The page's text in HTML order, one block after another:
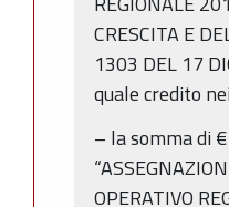
CRESCITA E
1303 DEL 17
quale credito
– la somma di
OPERATIVO